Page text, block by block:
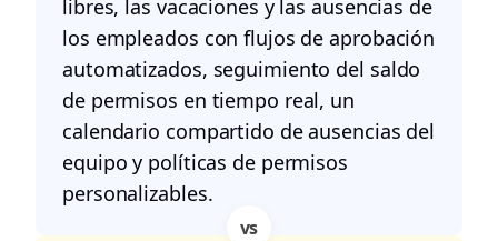
libres, las vacaciones y las ausencias de
los empleados con flujos de aprobación
automatizados, seguimiento del saldo
de permisos en tiempo real, un
calendario compartido de ausencias del
equipo y políticas de permisos
personalizables.
vs